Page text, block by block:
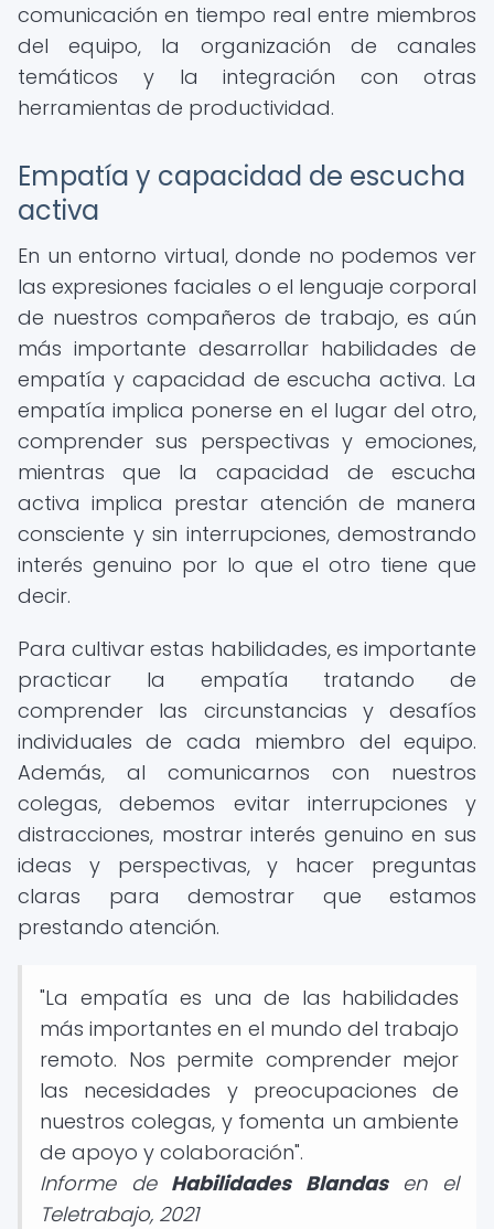
comunicación en tiempo real entre miembros
del equipo, la organización de canales
temáticos y la integración con otras
herramientas de productividad.
Empatía y capacidad de escucha
activa
En un entorno virtual, donde no podemos ver
las expresiones faciales o el lenguaje corporal
de nuestros compañeros de trabajo, es aún
más importante desarrollar habilidades de
empatía y capacidad de escucha activa. La
empatía implica ponerse en el lugar del otro,
comprender sus perspectivas y emociones,
mientras que la capacidad de escucha
activa implica prestar atención de manera
consciente y sin interrupciones, demostrando
interés genuino por lo que el otro tiene que
decir.
Para cultivar estas habilidades, es importante
practicar la empatía tratando de
comprender las circunstancias y desafíos
individuales de cada miembro del equipo.
Además, al comunicarnos con nuestros
colegas, debemos evitar interrupciones y
distracciones, mostrar interés genuino en sus
ideas y perspectivas, y hacer preguntas
claras para demostrar que estamos
prestando atención.
"La empatía es una de las habilidades
más importantes en el mundo del trabajo
remoto. Nos permite comprender mejor
las necesidades y preocupaciones de
nuestros colegas, y fomenta un ambiente
de apoyo y colaboración".
Informe de Habilidades Blandasen el
Teletrabajo, 2021